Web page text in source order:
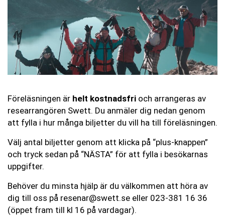
Föreläsningen är helt kostnadsfri och arrangeras av
researrangören Swett. Du anmäler dig nedan genom
att fylla i hur många biljetter du vill ha till föreläsningen.
Välj antal biljetter genom att klicka på “plus-knappen”
och tryck sedan på “NÄSTA” för att fylla i besökarnas
uppgifter.
Behöver du minsta hjälp är du välkommen att höra av
dig till oss på resenar@swett.se eller 023-381 16 36
(öppet fram till kl 16 på vardagar).